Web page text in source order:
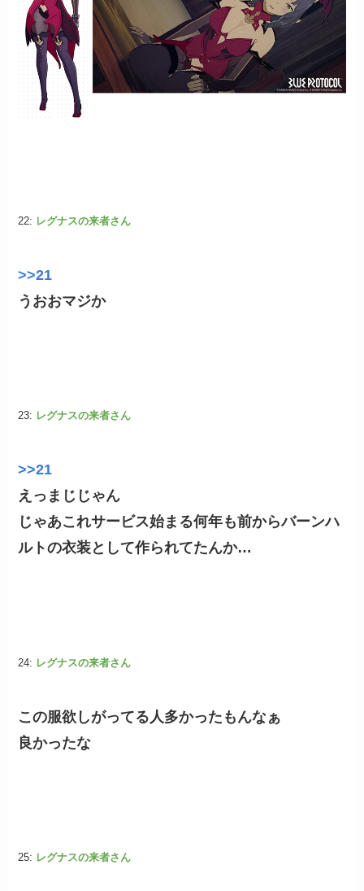
22: レグナスの来者さん
>>21
うおおマジか
23: レグナスの来者さん
>>21
えっまじじゃん
じゃあこれサービス始まる何年も前からバーンハ
ルトの衣装として作られてたんか…
24: レグナスの来者さん
この服欲しがってる人多かったもんなぁ
良かったな
25: レグナスの来者さん